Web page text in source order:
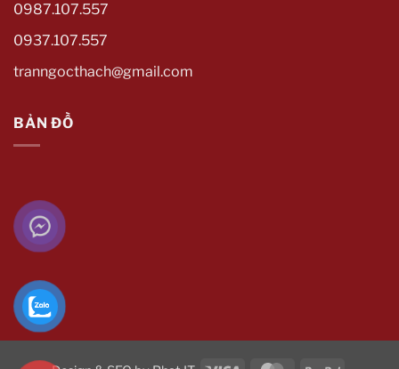
0987.107.557
0937.107.557
tranngocthach@gmail.com
BẢN ĐỒ